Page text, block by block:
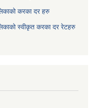
करका दर हरु
स्वीकृत करका दर रेटहरु